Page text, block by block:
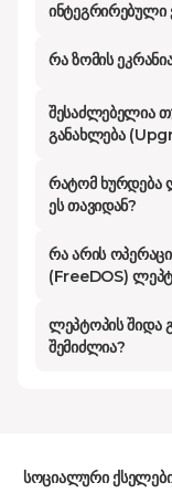
სწორად
ძირითად
სამუშაო
წარმადობით,
ვიდეო
რომელიც
ინტეგრირებული
რა ზომის
შესაძლებელია
განახლება
რატომ
ეს თავიდან?
რა არის
(FreeDOS)
ლეპტოპის შიდა
შემიძლია?
სოციალური